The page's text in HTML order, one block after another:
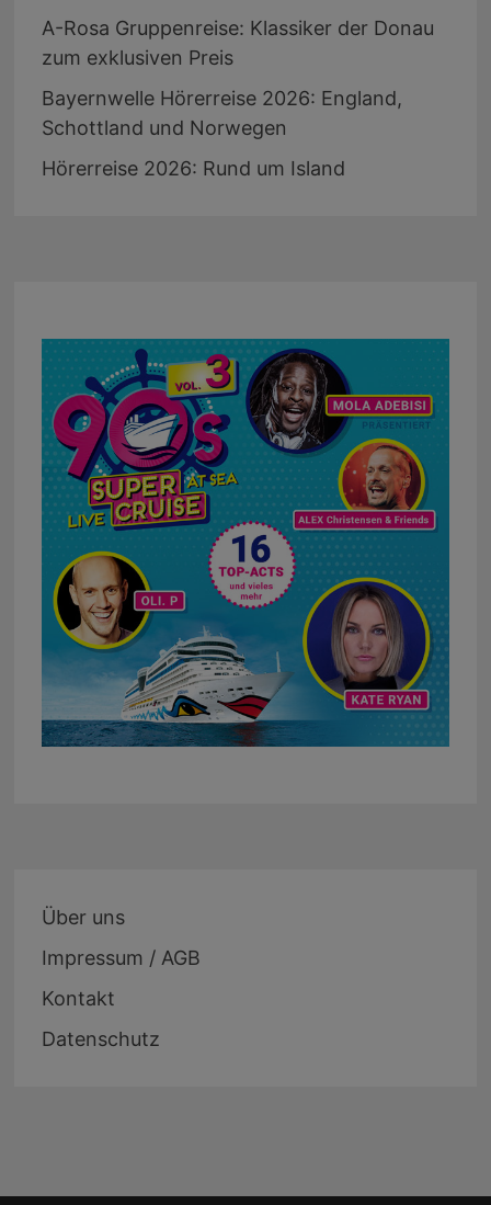
A-Rosa Gruppenreise: Klassiker der Donau
zum exklusiven Preis
Bayernwelle Hörerreise 2026: England,
Schottland und Norwegen
Hörerreise 2026: Rund um Island
Über uns
Impressum / AGB
Kontakt
Datenschutz